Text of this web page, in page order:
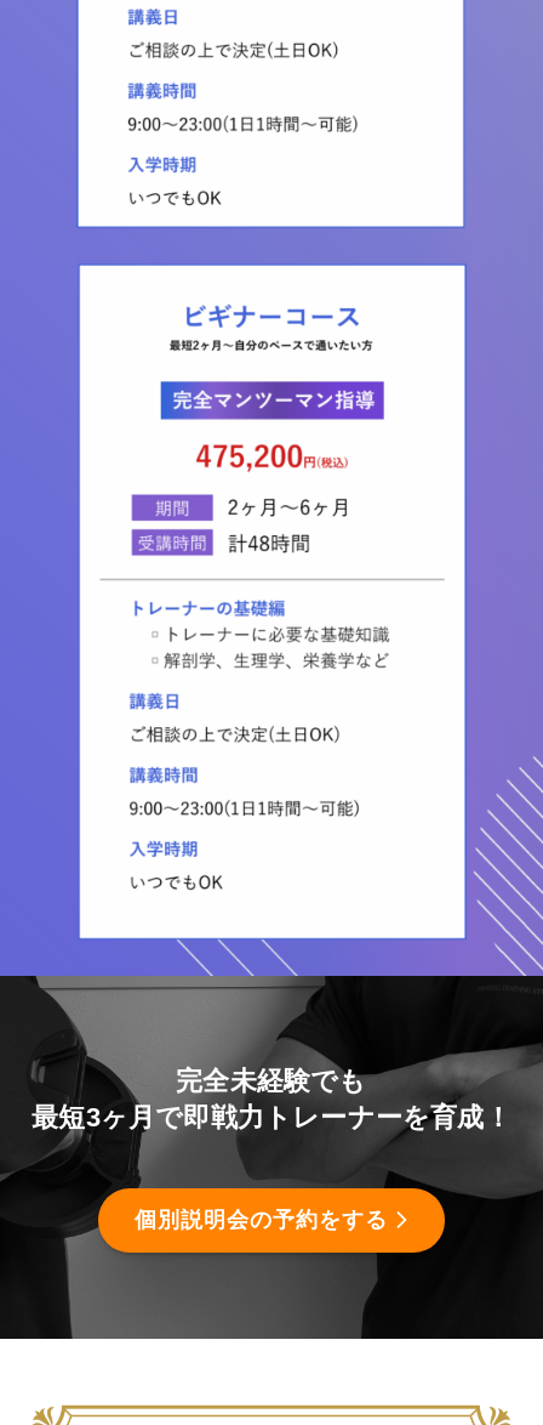
完全未経験でも
最短3ヶ月で即戦力トレーナーを育成！
個別説明会の予約をする